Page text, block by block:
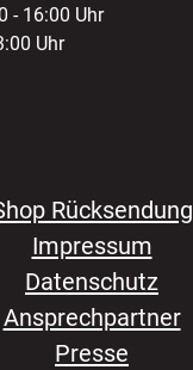
- 16:00 Uhr
Uhr
Rücksendung
Impressum
Datenschutz
Ansprechpartner
Presse